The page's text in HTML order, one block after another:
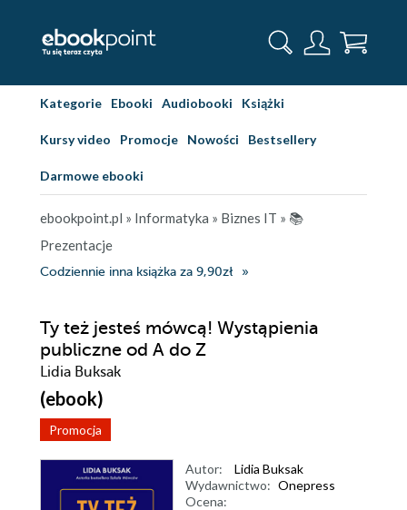
Kategorie Ebooki Audiobooki Książki
Kursy video Promocje Nowości Bestsellery
Darmowe ebooki
ebookpoint.pl » Informatyka » Biznes IT » 📚
Prezentacje
Codziennie inna książka za 9,90zł
Ty też jesteś mówcą! Wystąpienia
publiczne od A do Z
Lidia Buksak
(ebook)
Promocja
Autor:
Lidia Buksak
Wydawnictwo: Onepress
Ocena: